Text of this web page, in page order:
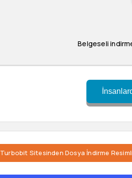
Belgeseli
Turbobit Sitesinden Dosya İndirme